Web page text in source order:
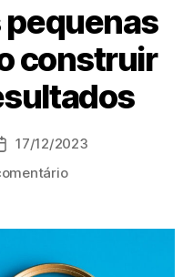
pequenas
construir
17/12/2023